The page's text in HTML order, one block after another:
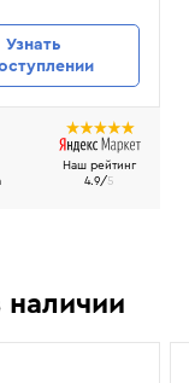
Узнать
Наш рейтинг
4.9/5